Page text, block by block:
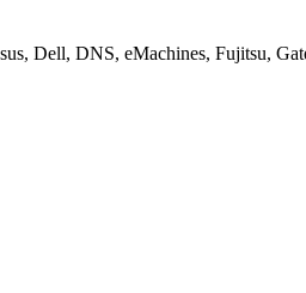
Dell, DNS, eMachines, Fujitsu,